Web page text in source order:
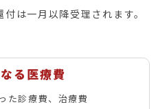
は一月以降受理されます。
る医療費
た診療費、治療費